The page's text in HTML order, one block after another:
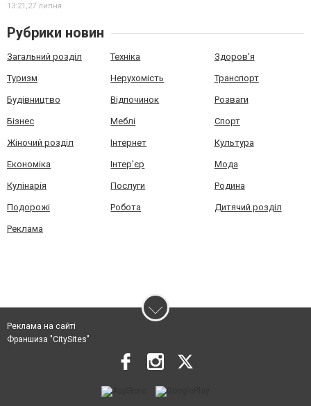
13:21,27 липня
Рубрики новин
Загальний розділ Техніка Здоров'я
Туризм Нерухомість Транспорт
Будівництво Відпочинок Розваги
Бізнес Меблі Спорт
Жіночий розділ Інтернет Культура
Економіка Інтер'єр Мода
Кулінарія Послуги Родина
Подорожі Робота Дитячий розділ
Реклама
Реклама на сайті
Франшиза "CitySites"